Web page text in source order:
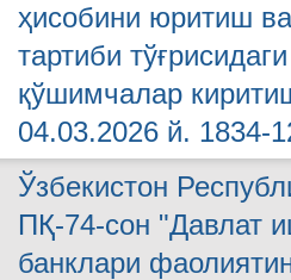
ҳисобини юритиш
тартиби
қўшимчалар
04.03.2026 й. 1834-
Ўзбекистон
ПҚ-74-сон "Давлат
банклари